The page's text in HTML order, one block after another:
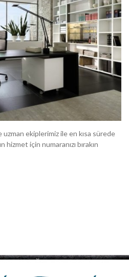
ekiplerimiz ile en kısa sürede
hizmet için numaranızı bırakın